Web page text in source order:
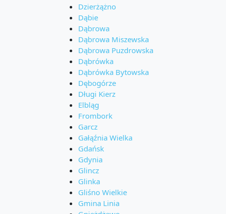
Dzierżążno
Dąbie
Dąbrowa
Dąbrowa Miszewska
Dąbrowa Puzdrowska
Dąbrówka
Dąbrówka Bytowska
Dębogórze
Długi Kierz
Elbląg
Frombork
Garcz
Gałąźnia Wielka
Gdańsk
Gdynia
Glincz
Glinka
Gliśno Wielkie
Gmina Linia